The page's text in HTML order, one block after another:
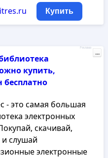
Купить
купить,
бесплатно
- это самая большая
электронных
скачивай,
и слушай
электронные
Реклама
...